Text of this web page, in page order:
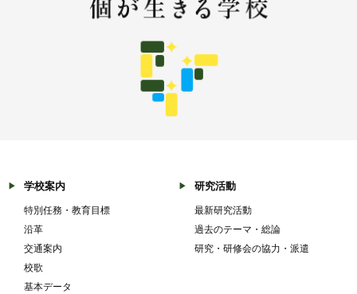
学校案内
特別任務・教育目標
沿革
交通案内
校歌
基本データ
研究活動
最新研究活動
過去のテーマ・総論
研究・研修会の協力・派遣